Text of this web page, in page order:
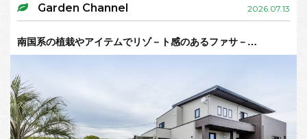
Garden Channel 2026.07.13
南国系の植栽やアイテムでリゾ－ト感のあるファサ－…